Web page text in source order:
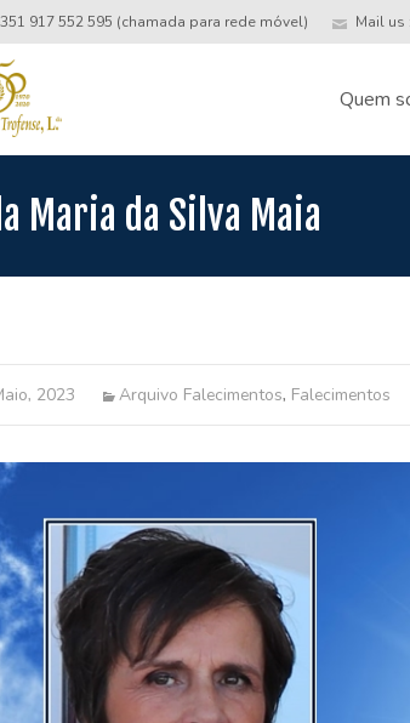
917 552 595 (chamada para rede móvel) Mail
Quem
Maria da Silva Maia
2023 Arquivo Falecimentos, Falecimentos